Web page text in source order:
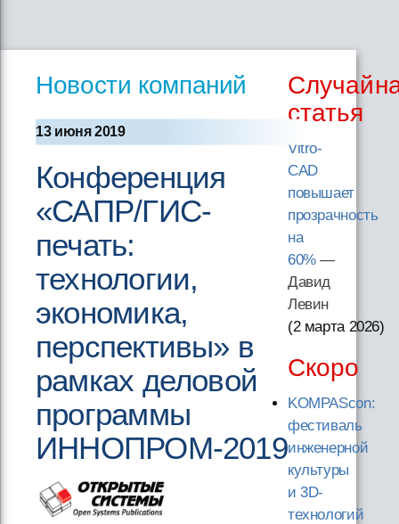
Новости компаний
13 июня 2019
Конференция
«САПР/ГИС-
печать:
технологии,
экономика,
перспективы» в
рамках деловой
программы
ИННОПРОМ-2019
статья
Vitro-
CAD
повышает
прозрачность
на
60%—
Давид
Левин
(2 марта 2026)
Скоро
KOMPAScon:
фестиваль
инженерной
культуры
и 3D-
технологий